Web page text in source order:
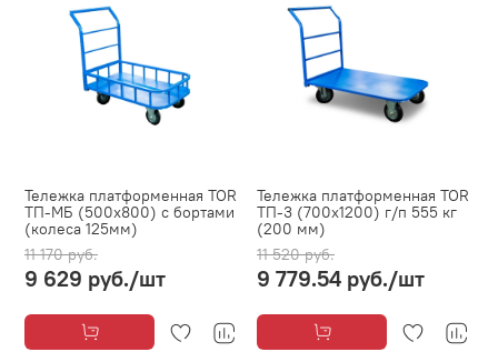
Тележка платформенная TOR
ТП-МБ (500х800) с бортами
(колеса 125мм)
11 170 руб.
9 629 руб./шт
Тележка платформенная TOR
ТП-3 (700x1200) г/п 555 кг
(200 мм)
11 520 руб.
9 779.54 руб./шт